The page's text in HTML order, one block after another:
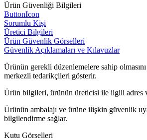
Ürün Güvenliği Bilgileri
ButtonIcon
Sorumlu Kişi
Üretici Bilgileri
Ürün Güvenlik Görselleri
Güvenlik Açıklamaları ve Kılavuzlar
Ürünün gerekli düzenlemelere sahip
merkezli tedarikçileri gösterir.
Ürün bilgileri, ürünün üreticisi ile ilgili adres
Ürünün ambalajı ve ürüne ilişkin güvenlik
bilgilendirme sağlar.
Kutu Görselleri